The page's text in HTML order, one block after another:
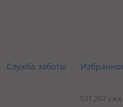
Служба заботы
531 267